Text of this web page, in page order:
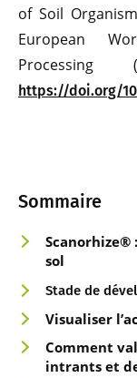
Sommaire
Scanorhize®
sol
Stade de
Visualiser
Comment
intrants et
of Soil
European
https://doi.org/